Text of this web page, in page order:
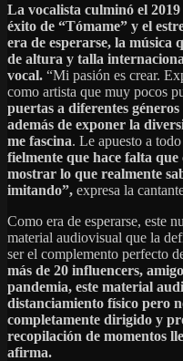
La vocalista culminó el
éxito de “Tómame” y el
era de esperarse, la música
de altura y talla
vocal. “Mi pasión es crear.
como artista que muy pocos
puertas a diferentes
además de exponer la
me fascina. Le apuesto a
fielmente que hace falta
mostrar lo que realmente
imitando”, expresa la
Como era de esperarse, este
material audiovisual que la
ser el complemento perfecto
más de 20 influencers,
pandemia, este material
distanciamiento físico pero
completamente dirigido y
recopilación de momentos
afirma.